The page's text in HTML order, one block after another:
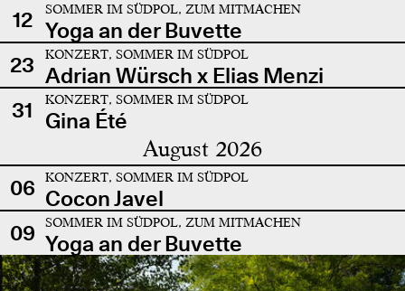
12 SOMMER IM SÜDPOL, ZUM MITMACHEN
Yoga an der Buvette
23
KONZERT, SOMMER IM SÜDPOL
Adrian Würsch x Elias Menzi
31
KONZERT, SOMMER IM SÜDPOL
Gina Été
August 2026
06 KONZERT, SOMMER IM SÜDPOL
Cocon Javel
09
SOMMER IM SÜDPOL, ZUM MITMACHEN
Yoga an der Buvette